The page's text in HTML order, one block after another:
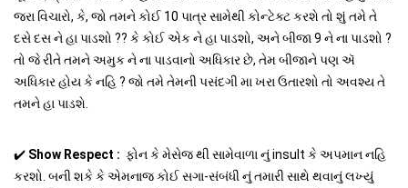
જરા વિચારો, કે, જો તમને કોઈ 10 પાત્ર સામેથી કોન્ટેક્ટ કરશે તો શું તમે તે
દસે દસ ને હા પાડશો ?? કે કોઈ એક ને હા પાડશો, અને બીજા 9 ને ના પાડશો ?
તો જે રીતે તમને અમુક ને ના પાડવાનો અધિકાર છે, તેમ બીજાને પણ ઍ
અધિકાર હોય કે નહિ ? જો તમે તેમની પસંદગી મા ખરા ઉતારશો તો અવશ્ય તે
તમને હા પાડશે.
✔️ Show Respect : ફોન કે મેસેજ થી સામેવાળા નું insult કે અપમાન નહિ
કરશો. બની શકે કે એમનાજ કોઈ સગા-સંબંધી નું તમારી સાથે થવાનું લખ્યું